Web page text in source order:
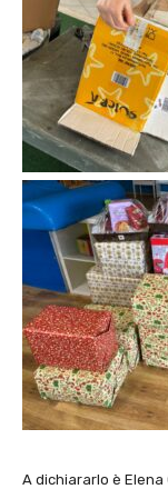
A dichiararlo è